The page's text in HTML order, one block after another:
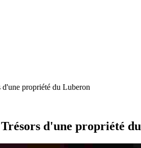
d'une propriété du Luberon
d'une propriété